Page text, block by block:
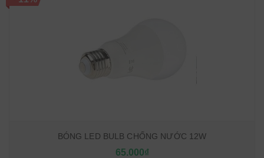
BÓNG LED BULB CHỐNG NƯỚC 12W
65.000₫